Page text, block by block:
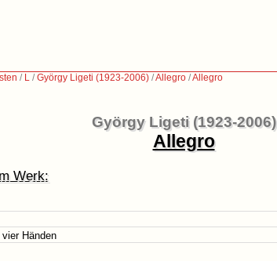
/ L /György Ligeti (1923-2006) /Allegro /Allegro
György Ligeti (1923-2006)
Allegro
Werk:
Händen